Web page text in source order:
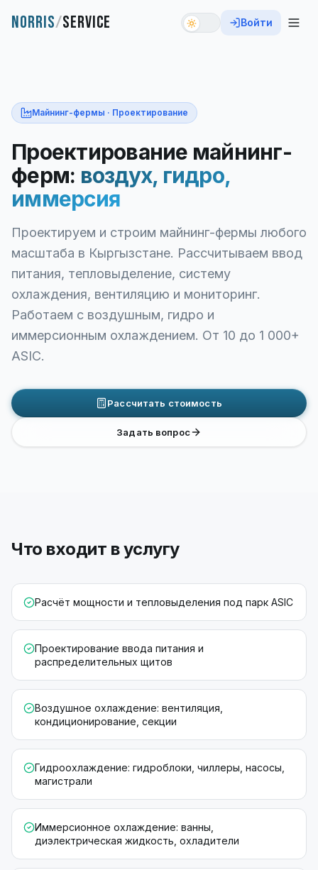
NORRIS/SERVICE Войти
Майнинг-фермы · Проектирование
Проектирование майнинг-
ферм: воздух, гидро,
иммерсия
Проектируем и строим майнинг-фермы любого
масштаба в Кыргызстане. Рассчитываем ввод
питания, тепловыделение, систему
охлаждения, вентиляцию и мониторинг.
Работаем с воздушным, гидро и
иммерсионным охлаждением. От 10 до 1 000+
ASIC.
Рассчитать стоимость
Задать вопрос
Что входит в услугу
Расчёт мощности и тепловыделения под парк ASIC
Проектирование ввода питания и
распределительных щитов
Воздушное охлаждение: вентиляция,
кондиционирование, секции
Гидроохлаждение: гидроблоки, чиллеры, насосы,
магистрали
Иммерсионное охлаждение: ванны,
диэлектрическая жидкость, охладители